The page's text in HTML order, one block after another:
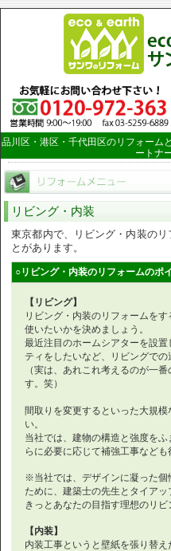
品川区・港区・千代田区のリフォーム
ートナ
リビング・内装
東京都内で、リビング・内装の
とがあります。
○リビング・内装のリフォームのポ
【リビング】
リビング・内装のリフォームを
使いたいかを決めましょう。
最近注目のホームシアターを設
ティをしたいなど、リビングでの
（実は、あれこれ考えるのが一
す。笑）
間取りを変更するといった大規
い。
当社では、建物の構造と強度を
らに必要に応じて補強工事なども
※当社では、デザインに凝った個
ために、建築士の先生とタイアッ
きっとあなたの目指す理想のリビ
【内装】
内装工事というと壁紙を張り替え